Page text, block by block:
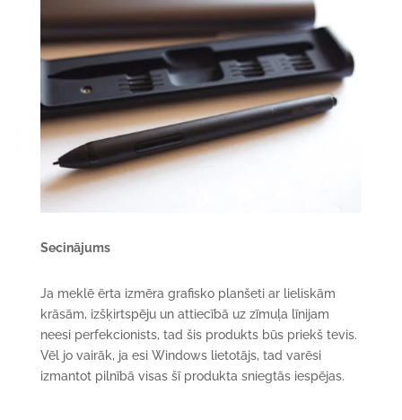
Secinājums
Ja meklē ērta izmēra grafisko planšeti ar lieliskām
krāsām, izšķirtspēju un attiecībā uz zīmuļa līnijam
neesi perfekcionists, tad šis produkts būs priekš tevis.
Vēl jo vairāk, ja esi Windows lietotājs, tad varēsi
izmantot pilnībā visas šī produkta sniegtās iespējas.